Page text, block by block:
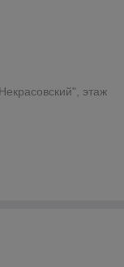
этаж